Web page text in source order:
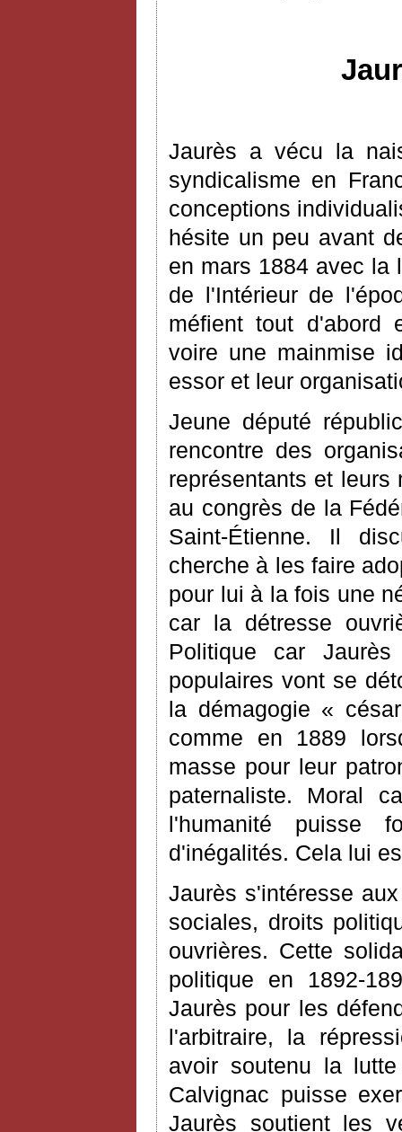
Jaurès a vécu la
syndicalisme en
conceptions
hésite un peu avant
en mars 1884 avec la
de l'Intérieur de
méfient tout d'abord
voire une mainmise
essor et leur
Jeune député
rencontre des
représentants et
au congrès de la
Saint-Étienne. Il
cherche à les faire
pour lui à la fois une
car la détresse
Politique car
populaires vont se
la démagogie «
comme en 1889
masse pour leur
paternaliste. Moral
l'humanité puisse
d'inégalités. Cela lui
Jaurès s'intéresse
sociales, droits
ouvrières. Cette
politique en 1892-
Jaurès pour les
l'arbitraire, la
avoir soutenu la
Calvignac puisse
Jaurès soutient les